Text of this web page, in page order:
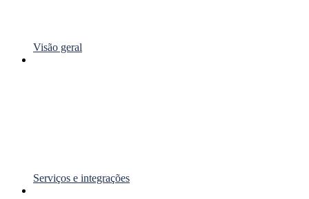
Visão geral
Serviços e integrações